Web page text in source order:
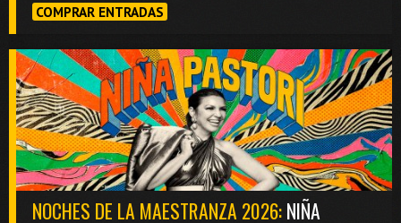
COMPRAR ENTRADAS
NOCHES DE LA MAESTRANZA 2026:NIÑA